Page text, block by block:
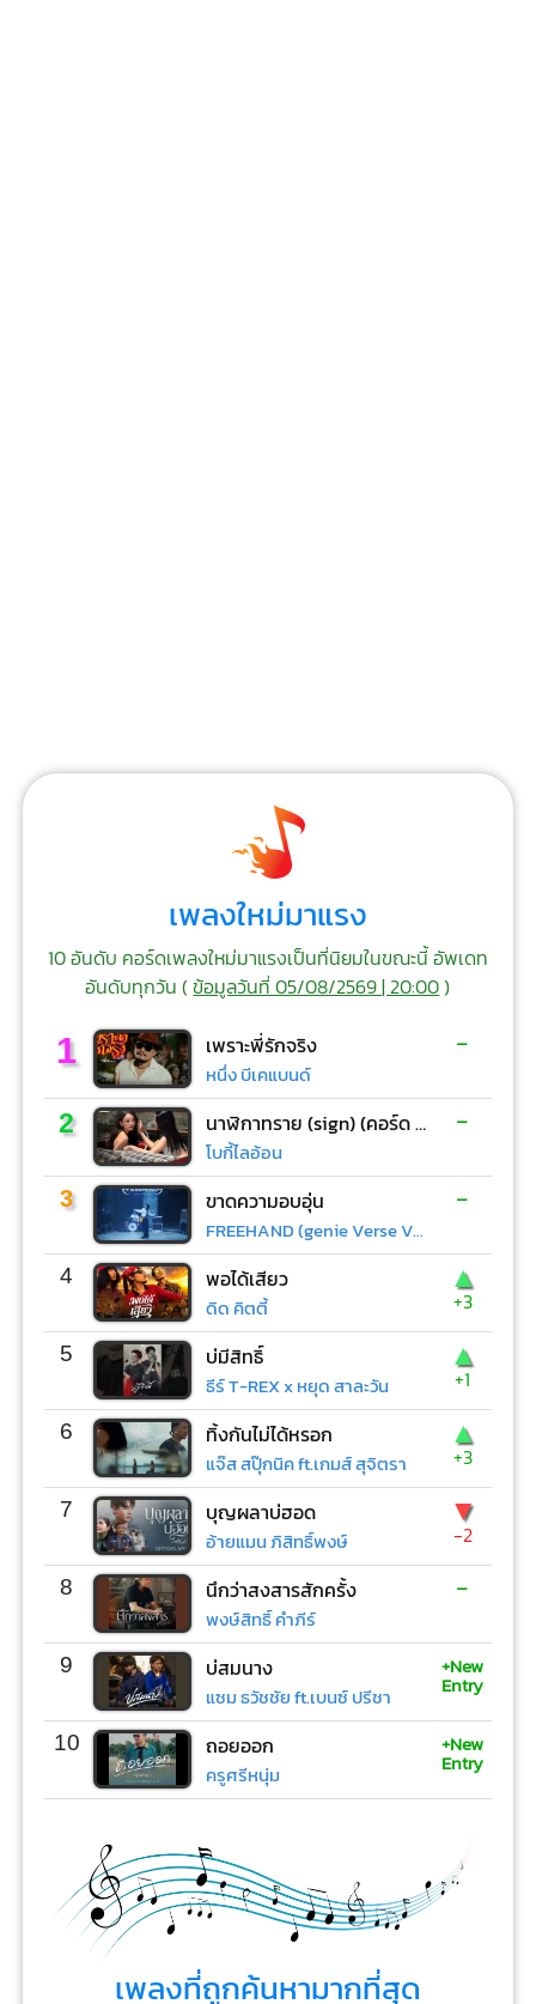
เพลงใหม่มาแรง
10 อันดับ คอร์ดเพลงใหม่มาแรงเป็นที่นิยมในขณะนี้ อัพเดท
อันดับทุกวัน (ข้อมูลวันที่ 05/08/2569 | 20:00)
1 เพราะพี่รักจริง
หนึ่ง บีเคแบนด์
-
2 นาฬิกาทราย (sign) (คอร์ด ง่ายๆ)
โบกี้ไลอ้อน
-
3 ขาดความอบอุ่น
FREEHAND (genie Verse Vol.1)
-
4 พอได้เสียว
ดิด คิตตี้
▲
+3
5 บ่มีสิทธิ์
ธีร์ T-REX x หยุด สาละวัน
▲
+1
6 ทิ้งกันไม่ได้หรอก
แจ๊ส สปุ๊กนิค ft.เกมส์ สุจิตรา
▲
+3
7 บุญผลาบ่ฮอด
อ้ายแมน ภิสิทธิ์พงษ์
▼
-2
8 นึกว่าสงสารสักครั้ง
พงษ์สิทธิ์ คำภีร์
-
9 บ่สมนาง
แซม ธวัชชัย ft.เบนซ์ ปรีชา
+New
Entry
10 ถอยออก
ครูศรีหนุ่ม
+New
Entry
เพลงที่ถูกค้นหามากที่สุด